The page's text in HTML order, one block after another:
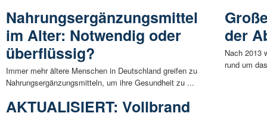
Nahrungsergänzungsmittel
im Alter: Notwendig oder
überflüssig?
Immer mehr ältere Menschen in Deutschland greifen zu
Nahrungsergänzungsmitteln, um ihre Gesundheit zu ...
AKTUALISIERT: Vollbrand
der
Nach 2013
rund um